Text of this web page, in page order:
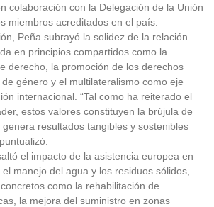
colaboración con la Delegación de la Unión
miembros acreditados en el país.
Peña subrayó la solidez de la relación
en principios compartidos como la
derecho, la promoción de los derechos
género y el multilateralismo como eje
internacional. “Tal como ha reiterado el
estos valores constituyen la brújula de
resultados tangibles y sostenibles
el impacto de la asistencia europea en
manejo del agua y los residuos sólidos,
como la rehabilitación de
la mejora del suministro en zonas